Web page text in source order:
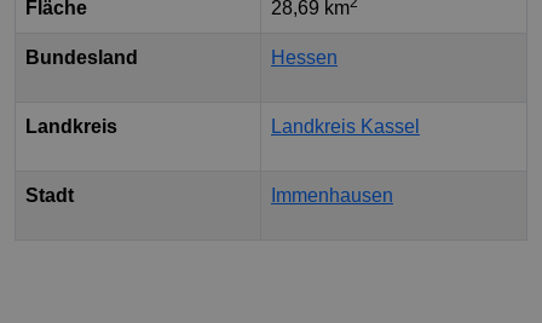
Fläche 28,69 km
Bundesland Hessen
Landkreis Landkreis Kassel
Stadt Immenhausen